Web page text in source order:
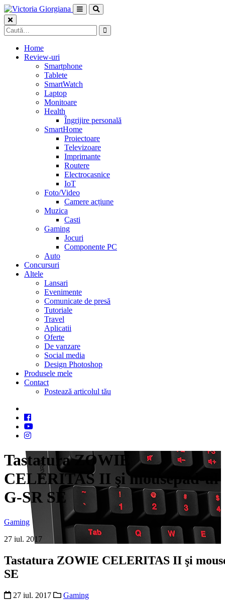
Skip
to
content
Caută
după:
Home
Review-uri
Smartphone
Tablete
SmartWatch
Laptop
Monitoare
Health
Îngrijire personală
SmartHome
Proiectoare
Televizoare
Imprimante
Routere
Electrocasnice
IoT
Foto/Video
Camere acțiune
Muzica
Casti
Gaming
Jocuri
Componente PC
Auto
Concursuri
Altele
Lansari
Evenimente
Comunicate de presă
Tutoriale
Travel
Aplicatii
Oferte
De vanzare
Social media
Design Photoshop
Produsele mele
Contact
Postează articolul tău
Tastatura ZOWIE
CELERITAS II şi mousepad-ul
G-SR SE
Gaming
27 iul. 2017
Tastatura ZOWIE CELERITAS II şi
SE
27 iul. 2017
Gaming